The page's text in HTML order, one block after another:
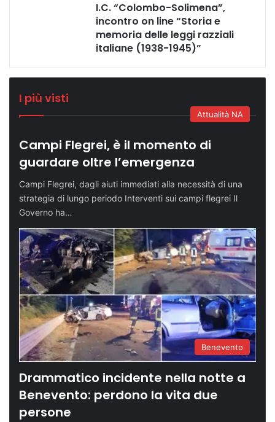
I.C. “Colombo-Solimena”,
incontro on line “Storia e
memoria delle leggi razziali
italiane (1938-1945)”
I più visti
Attualità NA
Campi Flegrei, è il momento di
guardare oltre l’emergenza
Campi Flegrei, dagli aiuti immediati alla necessità di una
strategia di lungo periodo Interventi sui campi flegrei Il
Governo ha…
Benevento
Drammatico incidente nella notte a
Benevento: perdono la vita due
persone